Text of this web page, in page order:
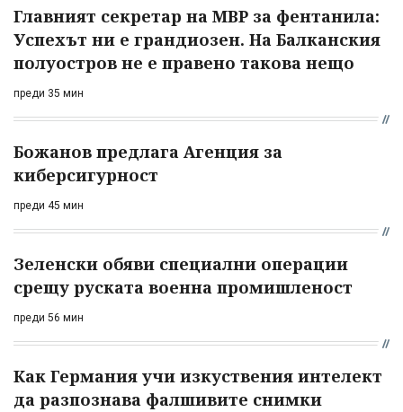
Главният секретар на МВР за фентанила:
Успехът ни е грандиозен. На Балканския
полуостров не е правено такова нещо
преди 35 мин
Божанов предлага Агенция за
киберсигурност
преди 45 мин
Зеленски обяви специални операции
срещу руската военна промишленост
преди 56 мин
Как Германия учи изкуствения интелект
да разпознава фалшивите снимки